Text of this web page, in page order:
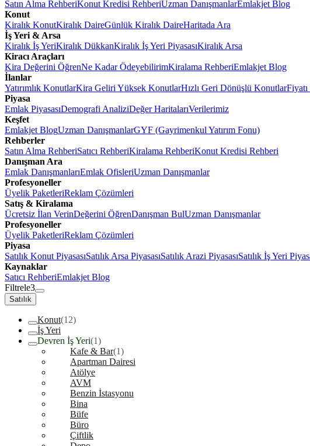
Satın Alma RehberiKonut Kredisi RehberiUzman DanışmanlarEmlakjet Blog
Konut
Kiralık KonutKiralık DaireGünlük Kiralık DaireHaritada Ara
İş Yeri & Arsa
Kiralık İş YeriKiralık DükkanKiralık İş Yeri PiyasasıKiralık Arsa
Kiracı Araçları
Kira Değerini ÖğrenNe Kadar ÖdeyebilirimKiralama RehberiEmlakjet Blog
İlanlar
Yatırımlık KonutlarKira Geliri Yüksek KonutlarHızlı Geri Dönüşlü Konutlar
Piyasa
Emlak PiyasasıDemografi AnaliziDeğer HaritalarıVerilerimiz
Keşfet
Emlakjet BlogUzman DanışmanlarGYF (Gayrimenkul Yatırım Fonu)
Rehberler
Satın Alma RehberiSatıcı RehberiKiralama RehberiKonut Kredisi Rehberi
Danışman Ara
Emlak DanışmanlarıEmlak OfisleriUzman Danışmanlar
Profesyoneller
Üyelik PaketleriReklam Çözümleri
Satış & Kiralama
Ücretsiz İlan VerinDeğerini ÖğrenDanışman BulUzman Danışmanlar
Profesyoneller
Üyelik PaketleriReklam Çözümleri
Piyasa
Satılık Konut PiyasasıSatılık Arsa PiyasasıSatılık Arazi PiyasasıSatılık İş Yeri
Kaynaklar
Satıcı RehberiEmlakjet Blog
Filtrele3
Satılık
Konut(12)
İş Yeri
Devren İş Yeri(1)
Kafe & Bar(1)
Apartman Dairesi
Atölye
AVM
Benzin İstasyonu
Bina
Büfe
Büro
Çiftlik